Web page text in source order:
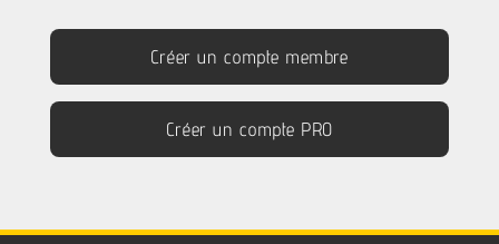
Créer un compte membre
Créer un compte PRO